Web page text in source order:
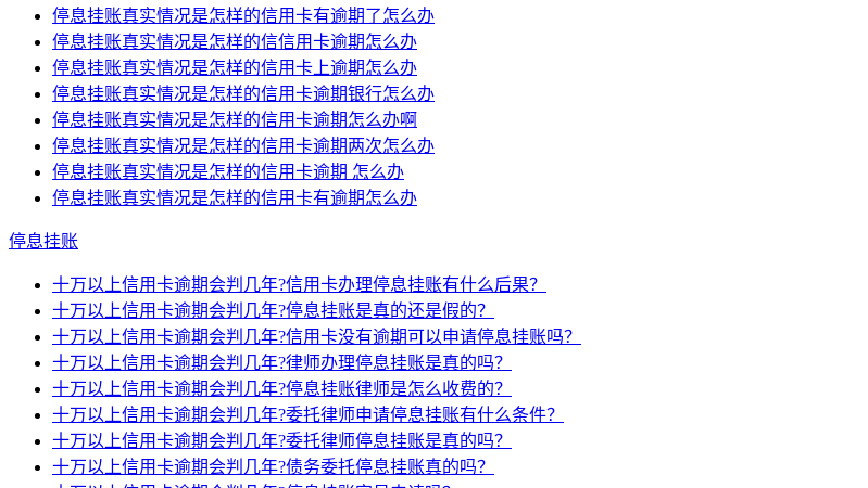
停息挂账真实情况是怎样的信用卡有逾期了怎么办
停息挂账真实情况是怎样的信信用卡逾期怎么办
停息挂账真实情况是怎样的信用卡上逾期怎么办
停息挂账真实情况是怎样的信用卡逾期银行怎么办
停息挂账真实情况是怎样的信用卡逾期怎么办啊
停息挂账真实情况是怎样的信用卡逾期两次怎么办
停息挂账真实情况是怎样的信用卡逾期 怎么办
停息挂账真实情况是怎样的信用卡有逾期怎么办
停息挂账
十万以上信用卡逾期会判几年?信用卡办理停息挂账有什么后果？
十万以上信用卡逾期会判几年?停息挂账是真的还是假的？
十万以上信用卡逾期会判几年?信用卡没有逾期可以申请停息挂账吗？
十万以上信用卡逾期会判几年?律师办理停息挂账是真的吗？
十万以上信用卡逾期会判几年?停息挂账律师是怎么收费的？
十万以上信用卡逾期会判几年?委托律师申请停息挂账有什么条件？
十万以上信用卡逾期会判几年?委托律师停息挂账是真的吗？
十万以上信用卡逾期会判几年?债务委托停息挂账真的吗？